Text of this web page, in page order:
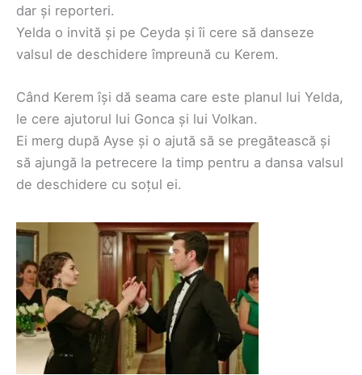
dar și reporteri.
Yelda o invită și pe Ceyda și îi cere să danseze
valsul de deschidere împreună cu Kerem.
Când Kerem își dă seama care este planul lui Yelda,
le cere ajutorul lui Gonca și lui Volkan.
Ei merg după Ayse și o ajută să se pregătească și
să ajungă la petrecere la timp pentru a dansa valsul
de deschidere cu soțul ei.